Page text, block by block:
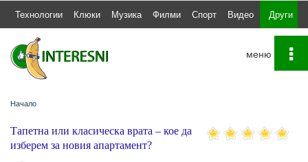
Технологии Клюки Музика Филми Спорт Видео Други
Начало
Тапетна или класическа врата – кое да
изберем за новия апартамент?